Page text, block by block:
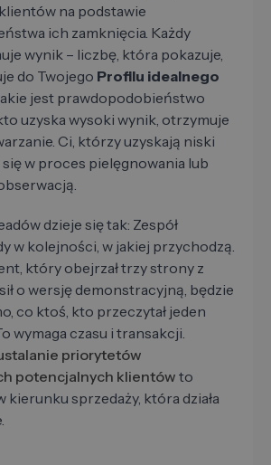
na podstawie
ich zamknięcia. Każdy
wynik – liczbę, która pokazuje,
do Twojego Profilu idealnego
jest prawdopodobieństwo
uzyska wysoki wynik, otrzymuje
Ci, którzy uzyskają niski
się w proces pielęgnowania lub
dzieje się tak: Zespół
w kolejności, w jakiej przychodzą.
który obejrzał trzy strony z
o wersję demonstracyjną, będzie
co ktoś, kto przeczytał jeden
wymaga czasu i transakcji.
priorytetów
potencjalnych klientów to
kierunku sprzedaży, która działa